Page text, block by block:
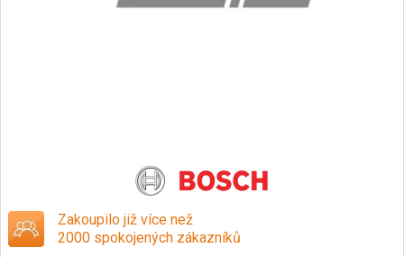
Zakoupilo již více než
2000 spokojených zákazníků